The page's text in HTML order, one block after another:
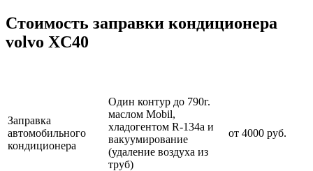
Стоимость заправки кондиционера
volvo XC40
Заправка
автомобильного
кондиционера
Один контур до 790г.
маслом Mobil,
хладогентом R-134a и
вакуумирование
(удаление воздуха из
труб)
от 4000 руб.